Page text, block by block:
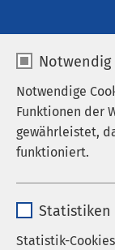
Notwendig
Notwendige
Funktionen der
gewährleistet,
funktioniert.
Anbieter
Statistiken
Statistik-